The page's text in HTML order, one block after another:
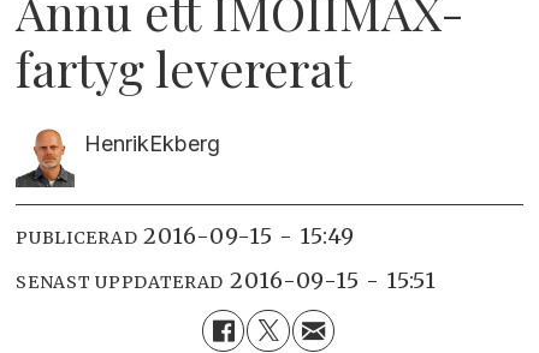
fartyg levererat
HenrikEkberg
PUBLICERAD 2016-09-15 - 15:49
SENAST UPPDATERAD 2016-09-15 - 15:51